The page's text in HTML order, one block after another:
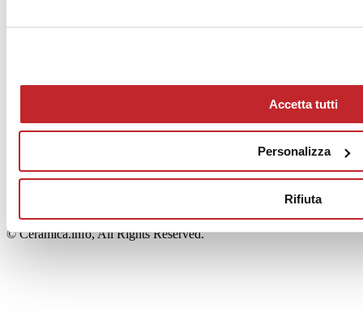
Accetta tutti
Personalizza
Rifiuta
Edi.Cer S.p.a. Società unipersonale
Viale Monte Santo, 40 - 41049 Sassuolo (MO) - Italy
00853700367
Iscrizione al Registro delle Imprese: REA Modena 189678
© Ceramica.info, All Rights Reserved.